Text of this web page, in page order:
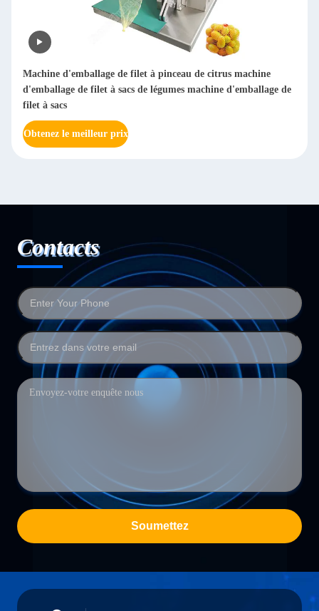
Machine de découpage de filet pour la machine d'emballage de
sacs Orange Net Machine d'emballage de sacs en maille de
poivre Supermarché Utilisation
Obtenez le meilleur prix
Contacts
Soumettez